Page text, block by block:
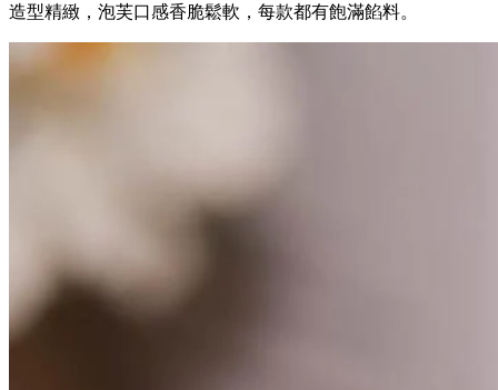
造型精緻，泡芙口感香脆鬆軟，每款都有飽滿餡料。